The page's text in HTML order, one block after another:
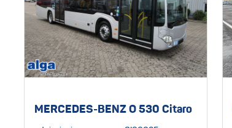
MERCEDES-BENZ O 530 Citaro